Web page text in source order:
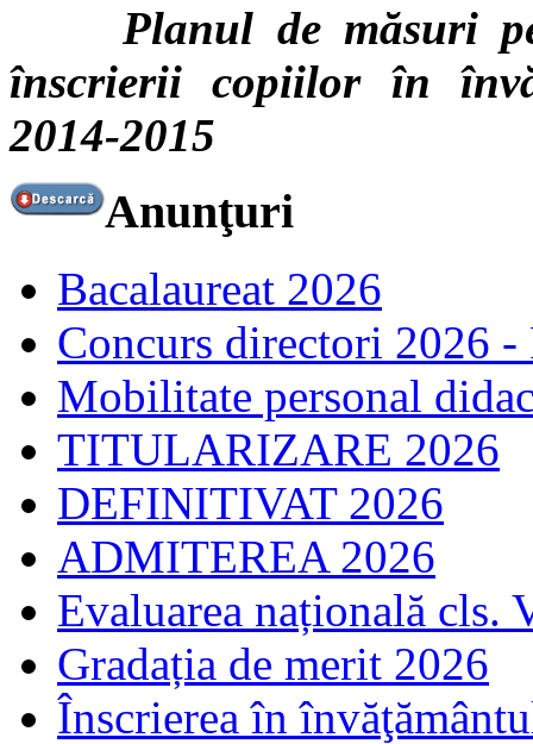
Planul de măsuri
înscrierii copiilor în
2014-2015
Anunţuri
Bacalaureat 2026
Concurs directori 2026 -
Mobilitate personal
TITULARIZARE 2026
DEFINITIVAT 2026
ADMITEREA 2026
Evaluarea națională cls.
Gradația de merit 2026
Înscrierea în